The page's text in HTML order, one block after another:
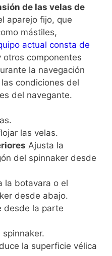
de las velas de
aparejo fijo, que
mástiles,
actual consta de
otros componentes
la navegación
condiciones del
del navegante.
las velas.
Ajusta la
del spinnaker desde
la botavara o el
desde abajo.
desde la parte
la superficie vélica